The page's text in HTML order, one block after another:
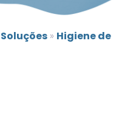
» Higiene de